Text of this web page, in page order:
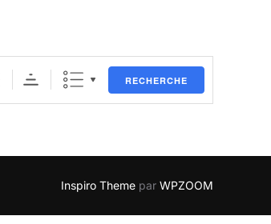
RECHERCHE
Inspiro Theme par WPZOOM